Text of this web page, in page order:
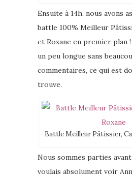
Ensuite à 14h, nous avons
battle 100% Meilleur
et Roxane en premier plan
un peu longue sans
commentaires, ce qui est
trouve.
Battle Meilleur Pâtissier,
Nous sommes parties
voulais absolument voir